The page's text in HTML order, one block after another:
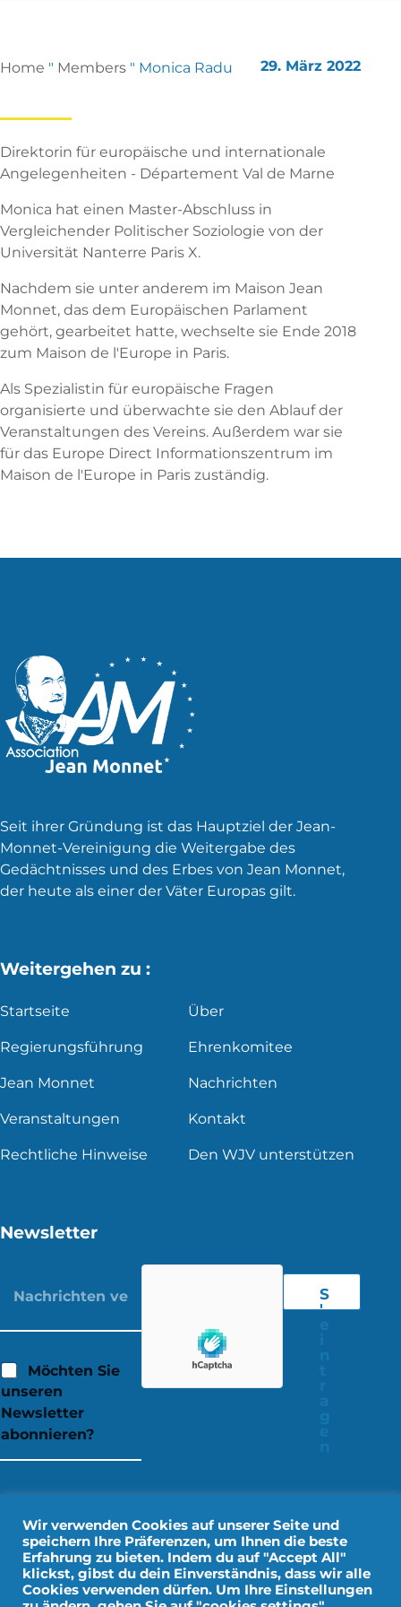
Home " Members " Monica Radu 29. März 2022
Direktorin für europäische und internationale
Angelegenheiten - Département Val de Marne
Monica hat einen Master-Abschluss in
Vergleichender Politischer Soziologie von der
Universität Nanterre Paris X.
Nachdem sie unter anderem im Maison Jean
Monnet, das dem Europäischen Parlament
gehört, gearbeitet hatte, wechselte sie Ende 2018
zum Maison de l'Europe in Paris.
Als Spezialistin für europäische Fragen
organisierte und überwachte sie den Ablauf der
Veranstaltungen des Vereins. Außerdem war sie
für das Europe Direct Informationszentrum im
Maison de l'Europe in Paris zuständig.
Seit ihrer Gründung ist das Hauptziel der Jean-
Monnet-Vereinigung die Weitergabe des
Gedächtnisses und des Erbes von Jean Monnet,
der heute als einer der Väter Europas gilt.
Weitergehen zu :
Startseite Über
Regierungsführung Ehrenkomitee
Jean Monnet Nachrichten
Veranstaltungen Kontakt
Rechtliche Hinweise Den WJV unterstützen
Newsletter
Möchten Sie
unseren
Newsletter
abonnieren?
S
'
Wir verwenden Cookies auf unserer Seite und
speichern Ihre Präferenzen, um Ihnen die beste
Erfahrung zu bieten. Indem du auf "Accept All"
klickst, gibst du dein Einverständnis, dass wir alle
Cookies verwenden dürfen. Um Ihre Einstellungen